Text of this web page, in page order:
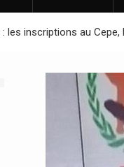
les inscriptions au